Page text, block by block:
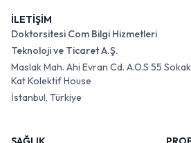
İLETİŞİM
Doktorsitesi Com Bilgi Hizmetleri
Teknoloji ve Ticaret A.Ş.
Maslak Mah. Ahi Evran Cd. A.O.S 55
Kat Kolektif House
İstanbul, Türkiye